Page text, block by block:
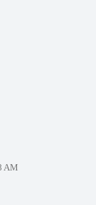
AM